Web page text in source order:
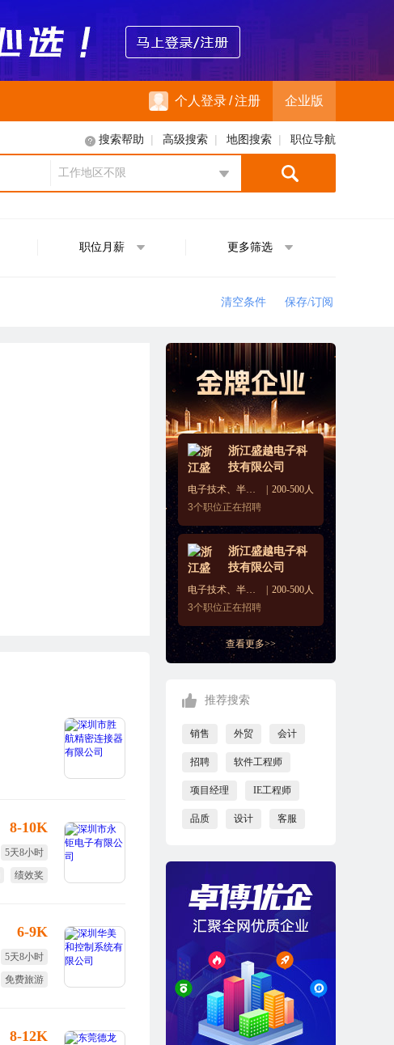
个人登录/注册 企业版
搜索帮助 | 高级搜索 | 地图搜索 | 职位导航
工作地区不限
职位月薪 更多筛选
清空条件 保存/订阅
浙江盛越电子科
技有限公司
电子技术、半导体、集成电路
200-500人
3个职位正在招聘
浙江盛越电子科
技有限公司
电子技术、半导体、集成电路
200-500人
3个职位正在招聘
查看更多>>
推荐搜索
销售 外贸 会计
招聘 软件工程师
项目经理 IE工程师
品质 设计 客服
8-10K
5天8小时
绩效奖
6-9K
5天8小时
免费旅游
8-12K